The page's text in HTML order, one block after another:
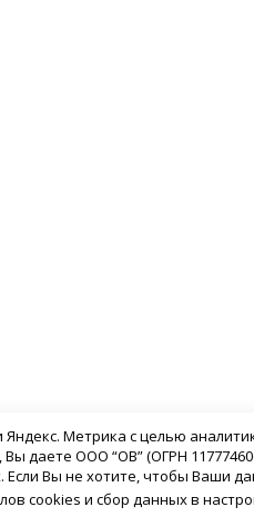
Яндекс. Метрика с целью
даете ООО “ОВ” (ОГРН
Если Вы не хотите, чтобы Ваши
cookies и сбор данных в